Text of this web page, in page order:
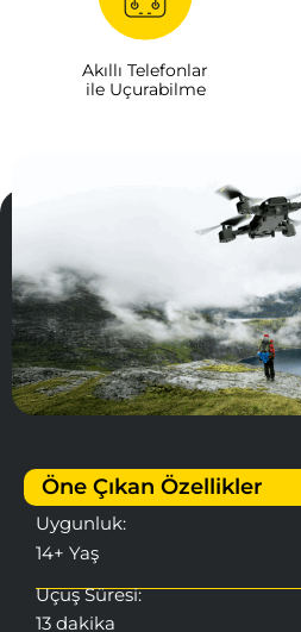
Akıllı Telefonlar
ile Uçurabilme
Öne Çıkan Özellikler
Uygunluk:
14+ Yaş
Uçuş Süresi:
13 dakika